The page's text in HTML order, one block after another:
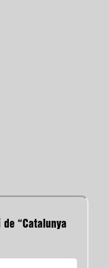
“Catalunya